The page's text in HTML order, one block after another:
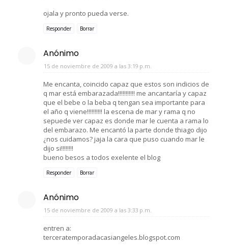
ojala y pronto pueda verse.
Responder Borrar
Anónimo
15 de noviembre de 2009 a las 3:19 p.m.
Me encanta, coincido capaz que estos son indicios de
q mar está embarazada!!!!!!!!!!! me ancantaría y capaz
que el bebe o la beba q tengan sea importante para
el año q viene!!!!!!!!!! la escena de mar y rama q no
sepuede ver capaz es donde mar le cuenta a rama lo
del embarazo. Me encantó la parte donde thiago dijo
¿nos cuidamos? jaja la cara que puso cuando mar le
dijo si!!!!!!!!
bueno besos a todos exelente el blog
Responder Borrar
Anónimo
15 de noviembre de 2009 a las 3:33 p.m.
entren a:
terceratemporadacasiangeles.blogspot.com